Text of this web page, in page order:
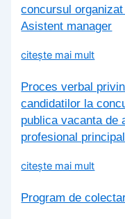
concursul
Asistent manager
citește mai mult
Proces verbal
candidatilor la
publica vacanta de
profesional principal
citește mai mult
Program de